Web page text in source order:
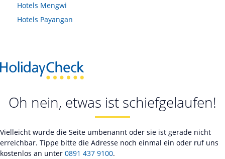
Hotels Mengwi
Hotels Payangan
Oh nein, etwas ist schiefgelaufen!
Vielleicht wurde die Seite umbenannt oder sie ist gerade nicht
erreichbar. Tippe bitte die Adresse noch einmal ein oder ruf uns
kostenlos an unter 0891 437 9100.